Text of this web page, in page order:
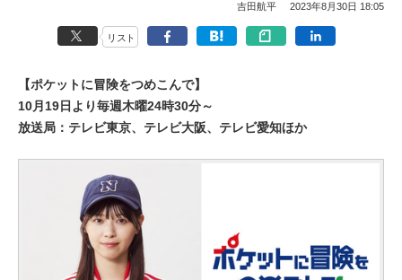
吉田航平 2023年8月30日 18:05
リスト
【ポケットに冒険をつめこんで】
10月19日より毎週木曜24時30分～
放送局：テレビ東京、テレビ大阪、テレビ愛知ほか